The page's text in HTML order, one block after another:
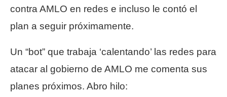
contra AMLO en redes e incluso le contó el
plan a seguir próximamente.
Un “bot” que trabaja ‘calentando’ las redes para
atacar al gobierno de AMLO me comenta sus
planes próximos. Abro hilo: